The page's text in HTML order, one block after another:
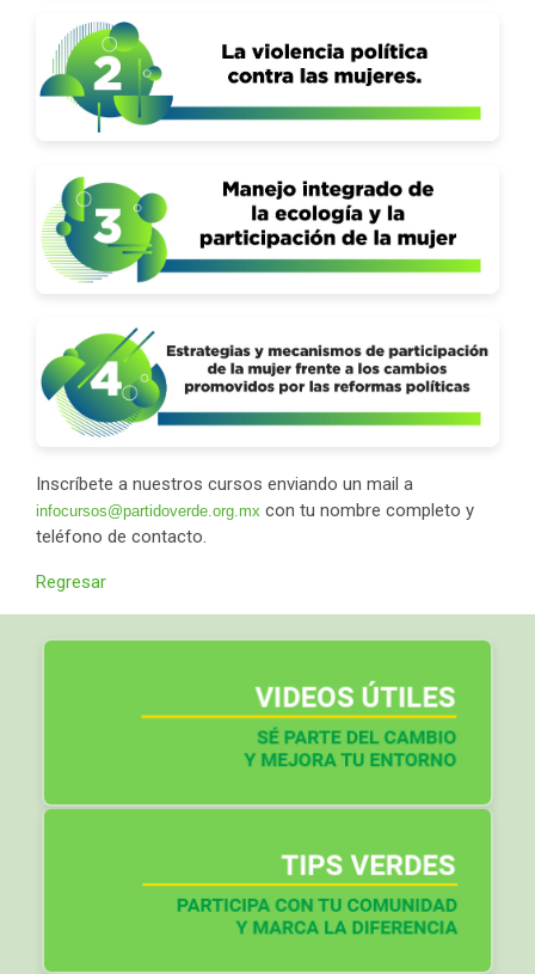
Inscríbete a nuestros cursos enviando un mail a
infocursos@partidoverde.org.mx con tu nombre completo y
teléfono de contacto.
Regresar